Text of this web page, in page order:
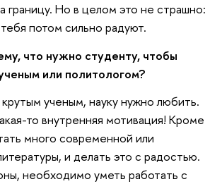
границу. Но в целом это не страшно:
потом сильно радуют.
что нужно студенту, чтобы
или политологом?
ученым, науку нужно любить.
то внутренняя мотивация! Кроме
много современной или
и делать это с радостью.
необходимо уметь работать с